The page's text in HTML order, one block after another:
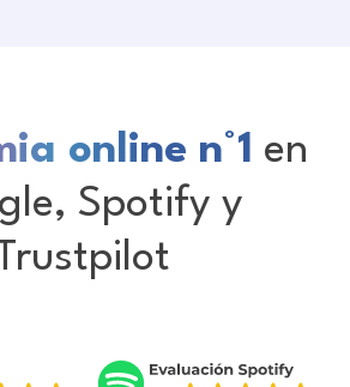
online n°1 en
Spotify y
Trustpilot